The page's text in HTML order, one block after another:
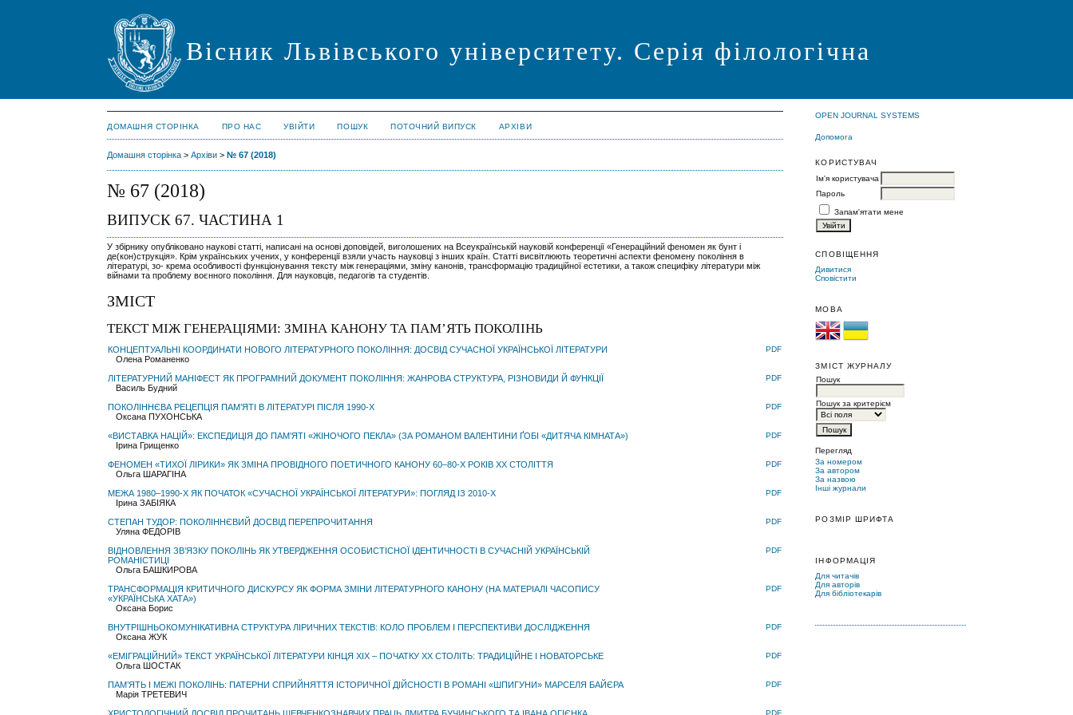
Вісник Львівського університету. Серія філологічна
OPEN JOURNAL SYSTEMS
Допомога
КОРИСТУВАЧ
Ім'я користувача
Пароль
Запам'ятати мене
СПОВІЩЕННЯ
Дивитися
Сповістити
МОВА
ЗМІСТ ЖУРНАЛУ
Пошук
Пошук за критерієм
Перегляд
За номером
За автором
За назвою
Інші журнали
РОЗМІР ШРИФТА
ІНФОРМАЦІЯ
Для читачів
Для авторів
Для бібліотекарів
ДОМАШНЯ СТОРІНКА ПРО НАС УВІЙТИ ПОШУК ПОТОЧНИЙ ВИПУСК АРХІВИ
Домашня сторінка >Архіви >№ 67 (2018)
№ 67 (2018)
ВИПУСК 67. ЧАСТИНА 1
У збірнику опубліковано наукові статті, написані на основі доповідей, виголошених на Всеукраїнській науковій конференції «Генераційний феномен як бунт і
де(кон)струкція». Крім українських учених, у конференції взяли участь науковці з інших країн. Статті висвітлюють теоретичні аспекти феномену покоління в
літературі, зо- крема особливості функціонування тексту між генераціями, зміну канонів, трансформацію традиційної естетики, а також специфіку літератури між
війнами та проблему воєнного покоління. Для науковців, педагогів та студентів.
ЗМІСТ
ТЕКСТ МІЖ ГЕНЕРАЦІЯМИ: ЗМІНА КАНОНУ ТА ПАМ’ЯТЬ ПОКОЛІНЬ
КОНЦЕПТУАЛЬНІ КООРДИНАТИ НОВОГО ЛІТЕРАТУРНОГО ПОКОЛІННЯ: ДОСВІД СУЧАСНОЇ УКРАЇНСЬКОЇ ЛІТЕРАТУРИ
Олена Романенко
PDF
ЛІТЕРАТУРНИЙ МАНІФЕСТ ЯК ПРОГРАМНИЙ ДОКУМЕНТ ПОКОЛІННЯ: ЖАНРОВА СТРУКТУРА, РІЗНОВИДИ Й ФУНКЦІЇ
Василь Будний
PDF
ПОКОЛІННЄВА РЕЦЕПЦІЯ ПАМ’ЯТІ В ЛІТЕРАТУРІ ПІСЛЯ 1990-Х
Оксана ПУХОНСЬКА
PDF
«ВИСТАВКА НАЦІЙ»: ЕКСПЕДИЦІЯ ДО ПАМ’ЯТІ «ЖІНОЧОГО ПЕКЛА» (ЗА РОМАНОМ ВАЛЕНТИНИ ҐОБІ «ДИТЯЧА КІМНАТА»)
Ірина Грищенко
PDF
ФЕНОМЕН «ТИХОЇ ЛІРИКИ» ЯК ЗМІНА ПРОВІДНОГО ПОЕТИЧНОГО КАНОНУ 60–80-Х РОКІВ ХХ СТОЛІТТЯ
Ольга ШАРАГІНА
PDF
МЕЖА 1980–1990-Х ЯК ПОЧАТОК «СУЧАСНОЇ УКРАЇНСЬКОЇ ЛІТЕРАТУРИ»: ПОГЛЯД ІЗ 2010-Х
Ірина ЗАБІЯКА
PDF
СТЕПАН ТУДОР: ПОКОЛІННЄВИЙ ДОСВІД ПЕРЕПРОЧИТАННЯ
Уляна ФЕДОРІВ
PDF
ВІДНОВЛЕННЯ ЗВ’ЯЗКУ ПОКОЛІНЬ ЯК УТВЕРДЖЕННЯ ОСОБИСТІСНОЇ ІДЕНТИЧНОСТІ В СУЧАСНІЙ УКРАЇНСЬКІЙ
РОМАНІСТИЦІ
Ольга БАШКИРОВА
PDF
ТРАНСФОРМАЦІЯ КРИТИЧНОГО ДИСКУРСУ ЯК ФОРМА ЗМІНИ ЛІТЕРАТУРНОГО КАНОНУ (НА МАТЕРІАЛІ ЧАСОПИСУ
«УКРАЇНСЬКА ХАТА»)
Оксана Борис
PDF
ВНУТРІШНЬОКОМУНІКАТИВНА СТРУКТУРА ЛІРИЧНИХ ТЕКСТІВ: КОЛО ПРОБЛЕМ І ПЕРСПЕКТИВИ ДОСЛІДЖЕННЯ
Оксана ЖУК
PDF
«ЕМІГРАЦІЙНИЙ» ТЕКСТ УКРАЇНСЬКОЇ ЛІТЕРАТУРИ КІНЦЯ ХІХ – ПОЧАТКУ ХХ СТОЛІТЬ: ТРАДИЦІЙНЕ І НОВАТОРСЬКЕ
Ольга ШОСТАК
PDF
ПАМ’ЯТЬ І МЕЖІ ПОКОЛІНЬ: ПАТЕРНИ СПРИЙНЯТТЯ ІСТОРИЧНОЇ ДІЙСНОСТІ В РОМАНІ «ШПИГУНИ» МАРСЕЛЯ БАЙЄРА
Марія ТРЕТЕВИЧ
PDF
PDF